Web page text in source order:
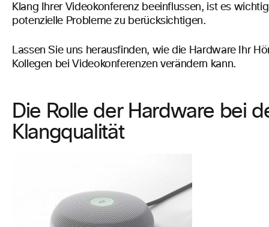
Klang Ihrer Videokonferenz beeinflussen, ist es
potenzielle Probleme zu berücksichtigen.
Lassen Sie uns herausfinden, wie die Hardware Ihr
Kollegen bei Videokonferenzen verändern kann.
Die Rolle der Hardware bei
Klangqualität